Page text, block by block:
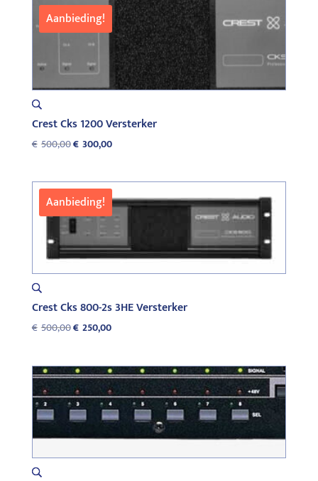
€500,00.€350,00.
Aanbieding!
Crest Cks 1200 Versterker
€ 500,00Oorspronkelijke
€500,00.
€ 300,00Huidige
€300,00.
Aanbieding!
Crest Cks 800-2s 3HE Versterker
€ 500,00Oorspronkelijke
€500,00.
€ 250,00Huidige
€250,00.